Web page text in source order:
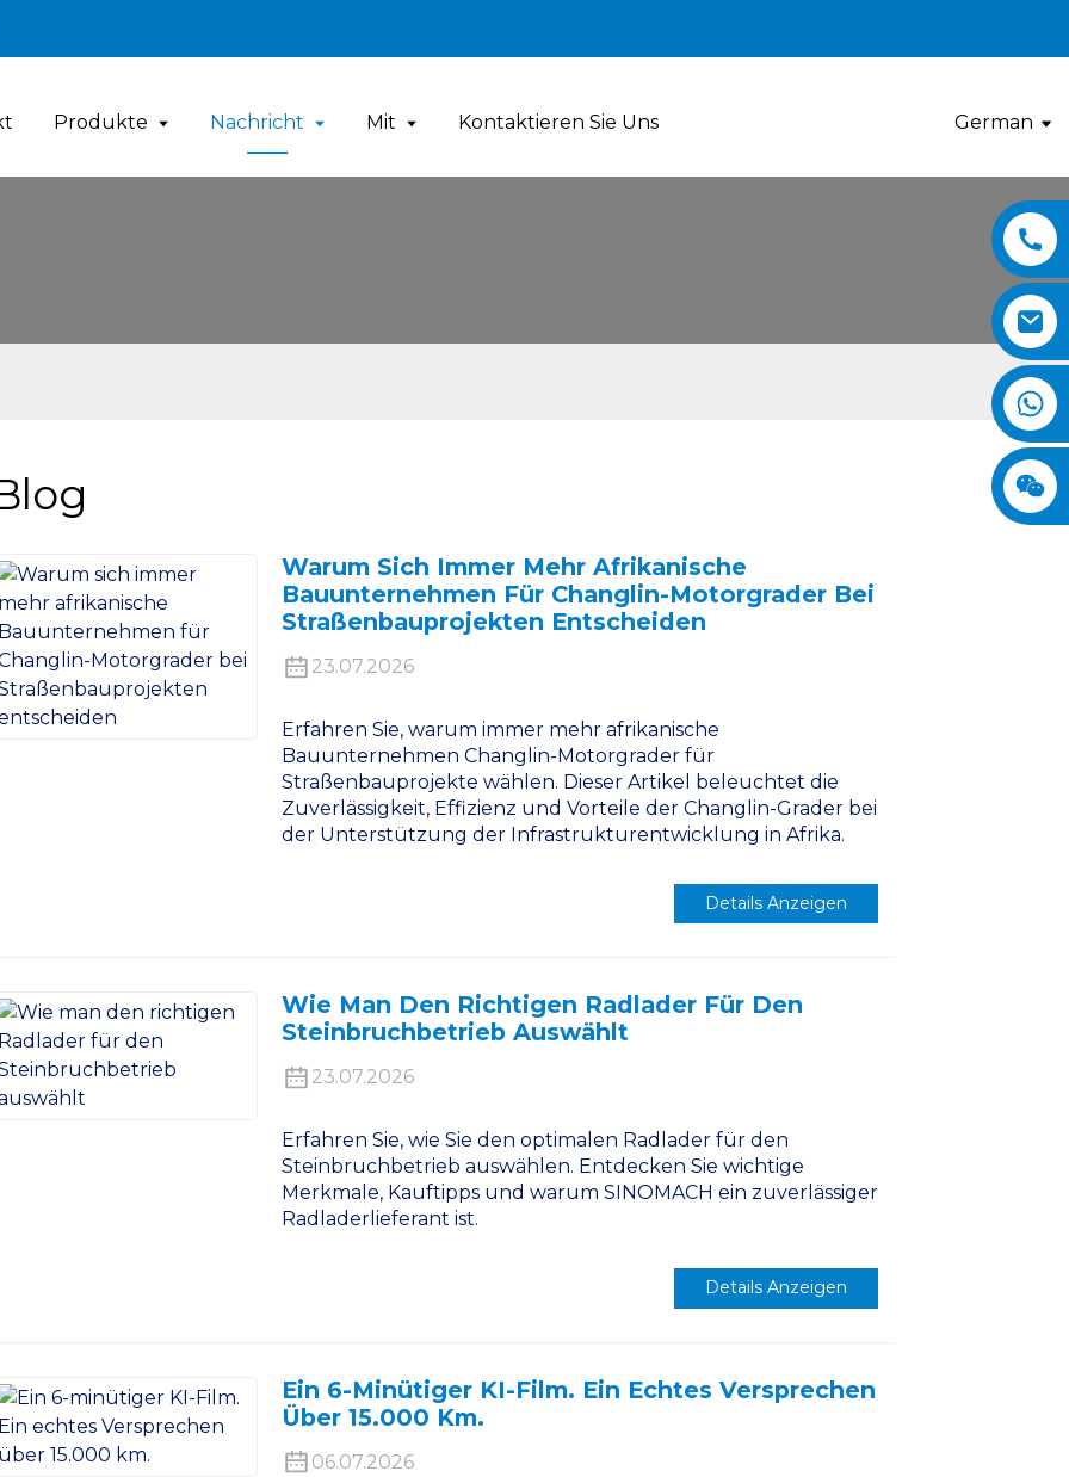
Produkte Nachricht Mit Kontaktieren Sie Uns German
Warum Sich Immer Mehr Afrikanische
Bauunternehmen Für Changlin-Motorgrader Bei
Straßenbauprojekten Entscheiden
23.07.2026
Erfahren Sie, warum immer mehr afrikanische
Bauunternehmen Changlin-Motorgrader für
Straßenbauprojekte wählen. Dieser Artikel beleuchtet die
Zuverlässigkeit, Effizienz und Vorteile der Changlin-Grader bei
der Unterstützung der Infrastrukturentwicklung in Afrika.
Details Anzeigen
Wie Man Den Richtigen Radlader Für Den
Steinbruchbetrieb Auswählt
23.07.2026
Erfahren Sie, wie Sie den optimalen Radlader für den
Steinbruchbetrieb auswählen. Entdecken Sie wichtige
Merkmale, Kauftipps und warum SINOMACH ein zuverlässiger
Radladerlieferant ist.
Details Anzeigen
Ein 6-Minütiger KI-Film. Ein Echtes Versprechen
Über 15.000 Km.
06.07.2026